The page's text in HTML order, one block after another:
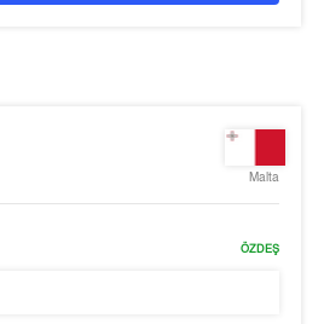
Malta
ÖZDEŞ